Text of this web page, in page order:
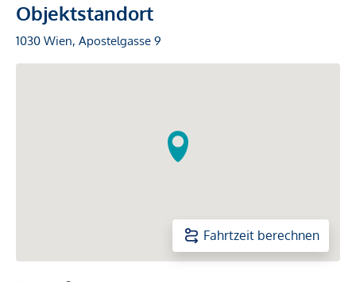
Objektstandort
1030 Wien, Apostelgasse 9
Fahrtzeit berechnen